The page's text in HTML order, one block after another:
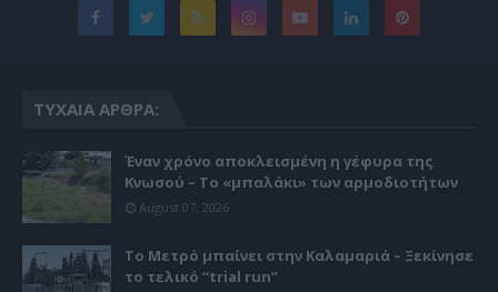
ΤΥΧΑΊΑ ΆΡΘΡΑ:
Έναν χρόνο αποκλεισμένη η γέφυρα της
Κνωσού – Το «μπαλάκι» των αρμοδιοτήτων
August 07, 2026
Το Μετρό μπαίνει στην Καλαμαριά – Ξεκίνησε
το τελικό “trial run”